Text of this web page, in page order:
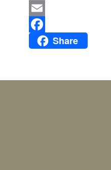
Email
FacebookShare